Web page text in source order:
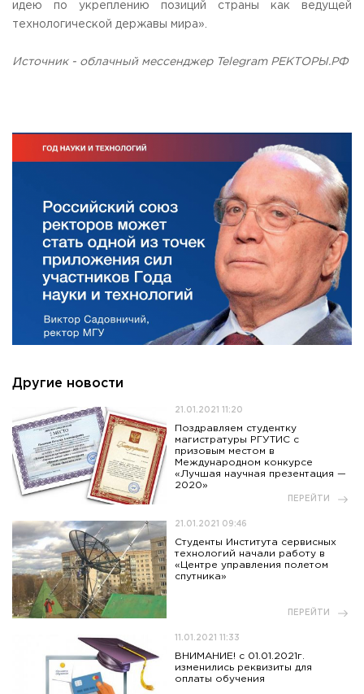
идею по укреплению позиций страны как ведущей
технологической державы мира».
Источник - облачный мессенджер Telegram РЕКТОРЫ.РФ
Другие новости
21.01.2021 11:20
Поздравляем студентку
магистратуры РГУТИС с
призовым местом в
Международном конкурсе
«Лучшая научная презентация —
2020»
ПЕРЕЙТИ
21.01.2021 09:46
Студенты Института сервисных
технологий начали работу в
«Центре управления полетом
спутника»
ПЕРЕЙТИ
11.01.2021 11:33
ВНИМАНИЕ! с 01.01.2021г.
изменились реквизиты для
оплаты обучения